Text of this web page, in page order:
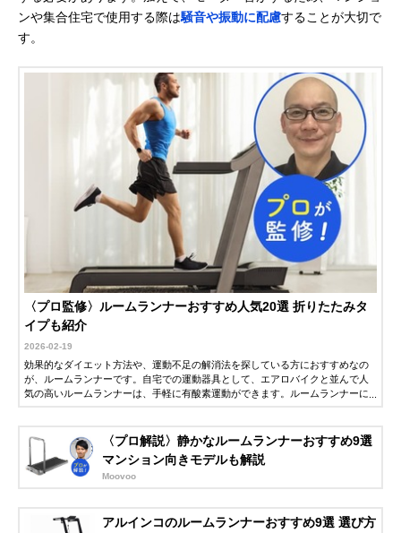
ンや集合住宅で使用する際は騒音や振動に配慮することが大切で
す。
〈プロ監修〉ルームランナーおすすめ人気20選 折りたたみタ
イプも紹介
2026-02-19
効果的なダイエット方法や、運動不足の解消法を探している方におすすめなの
が、ルームランナーです。自宅での運動器具として、エアロバイクと並んで人
気の高いルームランナーは、手軽に有酸素運動ができます。ルームランナーに
は、フィットネスクラブで指導歴30年以上の野上鉄夫さん監修にのもと、ルー
ムランナーの選び方とおすすめ商品を紹介します。
〈プロ解説〉静かなルームランナーおすすめ9選
マンション向きモデルも解説
Moovoo
アルインコのルームランナーおすすめ9選 選び方